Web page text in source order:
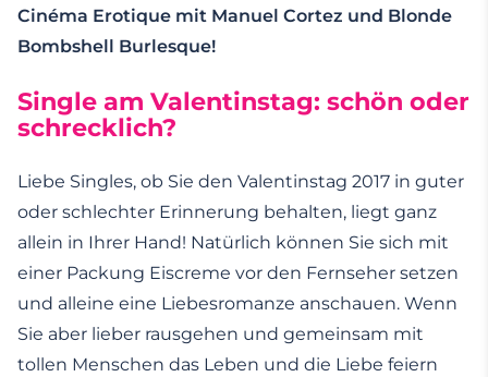
Cinéma Erotique mit Manuel Cortez und Blonde
Bombshell Burlesque!
Single am Valentinstag: schön oder
schrecklich?
Liebe Singles, ob Sie den Valentinstag 2017 in guter
oder schlechter Erinnerung behalten, liegt ganz
allein in Ihrer Hand! Natürlich können Sie sich mit
einer Packung Eiscreme vor den Fernseher setzen
und alleine eine Liebesromanze anschauen. Wenn
Sie aber lieber rausgehen und gemeinsam mit
tollen Menschen das Leben und die Liebe feiern